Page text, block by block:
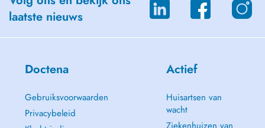
laatste nieuws
Doctena
Gebruiksvoorwaarden
Privacybeleid
Actief
Huisartsen van
wacht